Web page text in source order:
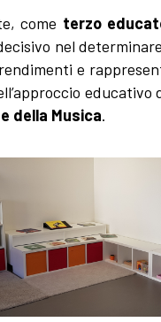
come terzo
nel
e
educativo
della Musica.